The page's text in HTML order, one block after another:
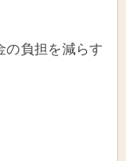
の負担を減らす